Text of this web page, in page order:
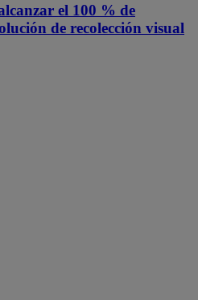
el 100 % de
de recolección visual